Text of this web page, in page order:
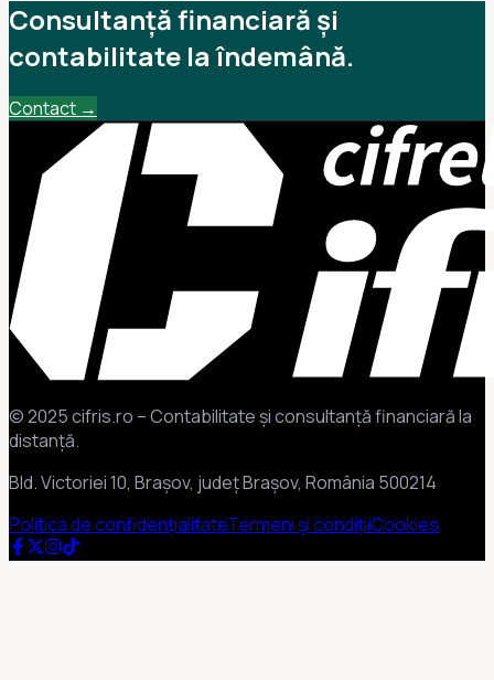
Consultanță financiară și
contabilitate la îndemână.
Contact →
© 2025 cifris.ro – Contabilitate și consultanță financiară la
distanță.
Bld. Victoriei 10, Brașov, județ Brașov, România 500214
Politica de confidențialitateTermeni și condițiiCookies